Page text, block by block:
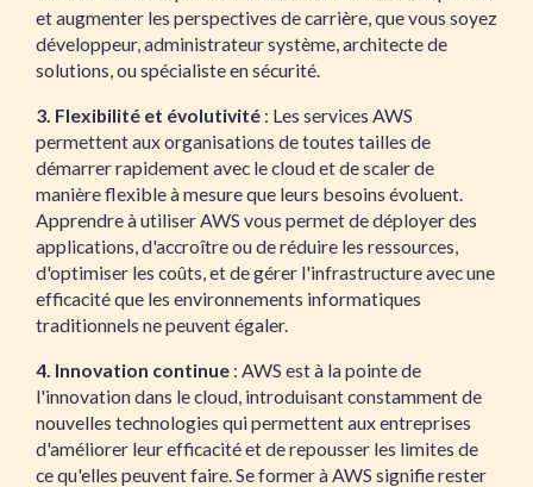
et augmenter les perspectives de carrière, que vous soyez
développeur, administrateur système, architecte de
solutions, ou spécialiste en sécurité.
3. Flexibilité et évolutivité : Les services AWS
permettent aux organisations de toutes tailles de
démarrer rapidement avec le cloud et de scaler de
manière flexible à mesure que leurs besoins évoluent.
Apprendre à utiliser AWS vous permet de déployer des
applications, d'accroître ou de réduire les ressources,
d'optimiser les coûts, et de gérer l'infrastructure avec une
efficacité que les environnements informatiques
traditionnels ne peuvent égaler.
4. Innovation continue : AWS est à la pointe de
l'innovation dans le cloud, introduisant constamment de
nouvelles technologies qui permettent aux entreprises
d'améliorer leur efficacité et de repousser les limites de
ce qu'elles peuvent faire. Se former à AWS signifie rester